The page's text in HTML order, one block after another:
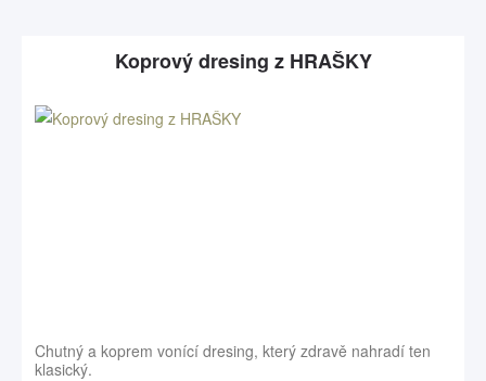
Koprový dresing z HRAŠKY
Chutný a koprem vonící dresing, který zdravě nahradí ten
klasický.